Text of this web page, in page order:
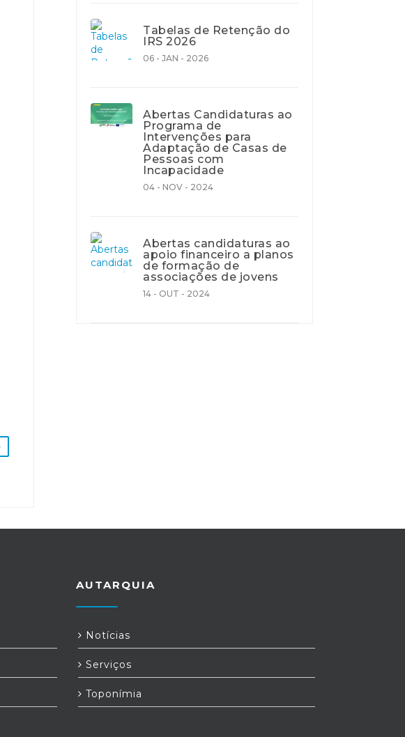
Tabelas de Retenção do
IRS 2026
06 - JAN - 2026
Abertas Candidaturas ao
Programa de
Intervenções para
Adaptação de Casas de
Pessoas com
Incapacidade
04 - NOV - 2024
Abertas candidaturas ao
apoio financeiro a planos
de formação de
associações de jovens
14 - OUT - 2024
AUTARQUIA
Notícias
Serviços
Toponímia